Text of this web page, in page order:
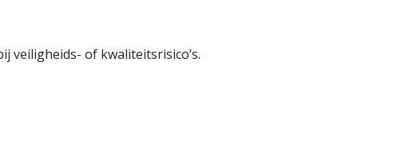
veiligheids- of kwaliteitsrisico’s.